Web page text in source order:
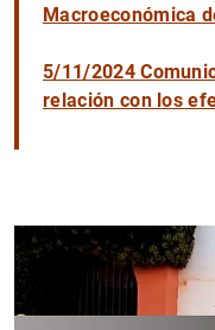
Macroeconómica
5/11/2024
relación con los